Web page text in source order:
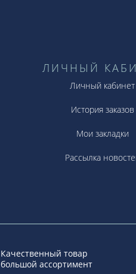
ЛИЧНЫЙ
Личный кабинет
История заказов
Мои закладки
Рассылка
Качественный товар
большой ассортимент